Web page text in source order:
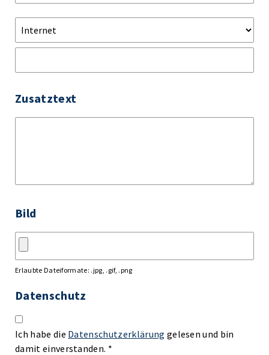
Zusatztext
Bild
Erlaubte Dateiformate: .jpg, .gif, .png
Datenschutz
Ich habe die Datenschutzerklärung gelesen und bin
damit einverstanden. *